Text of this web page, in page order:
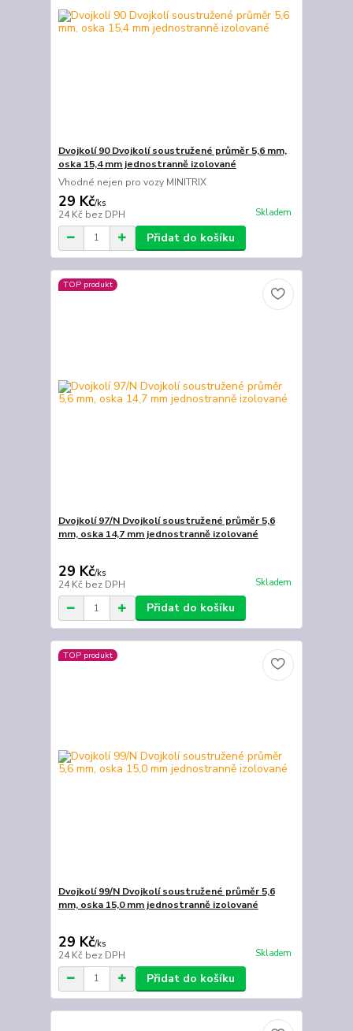
Dvojkolí 90 Dvojkolí soustružené průměr 5,6 mm,
oska 15,4 mm jednostranně izolované
Vhodné nejen pro vozy MINITRIX
29 Kč/ks
24 Kč bez DPH Skladem
Přidat do košíku
TOP produkt
Dvojkolí 97/N Dvojkolí soustružené průměr 5,6
mm, oska 14,7 mm jednostranně izolované
29 Kč/ks
24 Kč bez DPH Skladem
Přidat do košíku
TOP produkt
Dvojkolí 99/N Dvojkolí soustružené průměr 5,6
mm, oska 15,0 mm jednostranně izolované
29 Kč/ks
24 Kč bez DPH Skladem
Přidat do košíku